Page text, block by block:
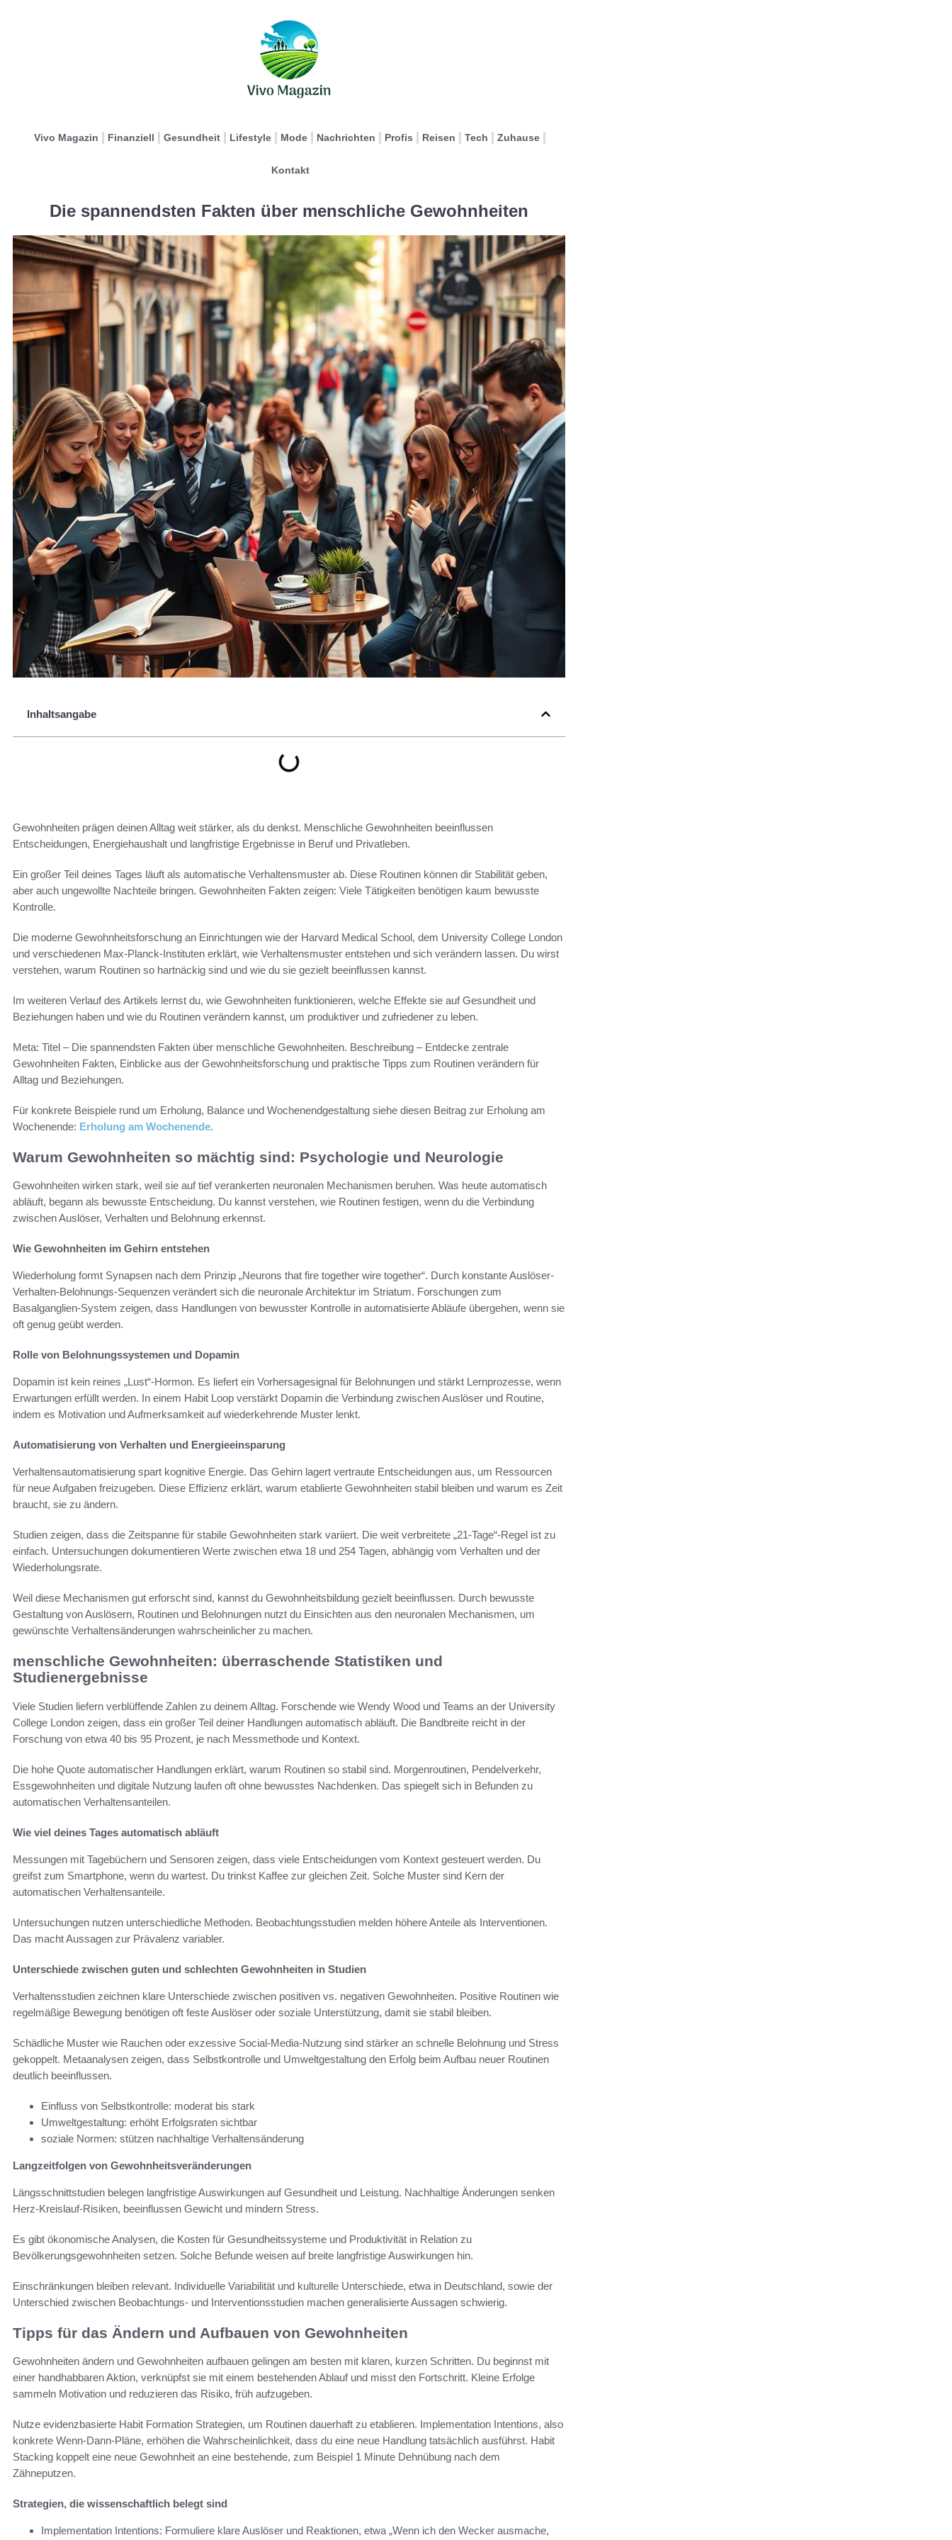
Vivo Magazin Finanziell Gesundheit Lifestyle Mode Nachrichten Profis Reisen Tech Zuhause
Kontakt
Die spannendsten Fakten über menschliche Gewohnheiten
Inhaltsangabe
Gewohnheiten prägen deinen Alltag weit stärker, als du denkst. Menschliche Gewohnheiten beeinflussen
Entscheidungen, Energiehaushalt und langfristige Ergebnisse in Beruf und Privatleben.
Ein großer Teil deines Tages läuft als automatische Verhaltensmuster ab. Diese Routinen können dir Stabilität geben,
aber auch ungewollte Nachteile bringen. Gewohnheiten Fakten zeigen: Viele Tätigkeiten benötigen kaum bewusste
Kontrolle.
Die moderne Gewohnheitsforschung an Einrichtungen wie der Harvard Medical School, dem University College London
und verschiedenen Max-Planck-Instituten erklärt, wie Verhaltensmuster entstehen und sich verändern lassen. Du wirst
verstehen, warum Routinen so hartnäckig sind und wie du sie gezielt beeinflussen kannst.
Im weiteren Verlauf des Artikels lernst du, wie Gewohnheiten funktionieren, welche Effekte sie auf Gesundheit und
Beziehungen haben und wie du Routinen verändern kannst, um produktiver und zufriedener zu leben.
Meta: Titel – Die spannendsten Fakten über menschliche Gewohnheiten. Beschreibung – Entdecke zentrale
Gewohnheiten Fakten, Einblicke aus der Gewohnheitsforschung und praktische Tipps zum Routinen verändern für
Alltag und Beziehungen.
Für konkrete Beispiele rund um Erholung, Balance und Wochenendgestaltung siehe diesen Beitrag zur Erholung am
Wochenende: Erholung am Wochenende.
Warum Gewohnheiten so mächtig sind: Psychologie und Neurologie
Gewohnheiten wirken stark, weil sie auf tief verankerten neuronalen Mechanismen beruhen. Was heute automatisch
abläuft, begann als bewusste Entscheidung. Du kannst verstehen, wie Routinen festigen, wenn du die Verbindung
zwischen Auslöser, Verhalten und Belohnung erkennst.
Wie Gewohnheiten im Gehirn entstehen
Wiederholung formt Synapsen nach dem Prinzip „Neurons that fire together wire together“. Durch konstante Auslöser-
Verhalten-Belohnungs-Sequenzen verändert sich die neuronale Architektur im Striatum. Forschungen zum
Basalganglien-System zeigen, dass Handlungen von bewusster Kontrolle in automatisierte Abläufe übergehen, wenn sie
oft genug geübt werden.
Rolle von Belohnungssystemen und Dopamin
Dopamin ist kein reines „Lust“-Hormon. Es liefert ein Vorhersagesignal für Belohnungen und stärkt Lernprozesse, wenn
Erwartungen erfüllt werden. In einem Habit Loop verstärkt Dopamin die Verbindung zwischen Auslöser und Routine,
indem es Motivation und Aufmerksamkeit auf wiederkehrende Muster lenkt.
Automatisierung von Verhalten und Energieeinsparung
Verhaltensautomatisierung spart kognitive Energie. Das Gehirn lagert vertraute Entscheidungen aus, um Ressourcen
für neue Aufgaben freizugeben. Diese Effizienz erklärt, warum etablierte Gewohnheiten stabil bleiben und warum es Zeit
braucht, sie zu ändern.
Studien zeigen, dass die Zeitspanne für stabile Gewohnheiten stark variiert. Die weit verbreitete „21-Tage“-Regel ist zu
einfach. Untersuchungen dokumentieren Werte zwischen etwa 18 und 254 Tagen, abhängig vom Verhalten und der
Wiederholungsrate.
Weil diese Mechanismen gut erforscht sind, kannst du Gewohnheitsbildung gezielt beeinflussen. Durch bewusste
Gestaltung von Auslösern, Routinen und Belohnungen nutzt du Einsichten aus den neuronalen Mechanismen, um
gewünschte Verhaltensänderungen wahrscheinlicher zu machen.
menschliche Gewohnheiten: überraschende Statistiken und
Studienergebnisse
Viele Studien liefern verblüffende Zahlen zu deinem Alltag. Forschende wie Wendy Wood und Teams an der University
College London zeigen, dass ein großer Teil deiner Handlungen automatisch abläuft. Die Bandbreite reicht in der
Forschung von etwa 40 bis 95 Prozent, je nach Messmethode und Kontext.
Die hohe Quote automatischer Handlungen erklärt, warum Routinen so stabil sind. Morgenroutinen, Pendelverkehr,
Essgewohnheiten und digitale Nutzung laufen oft ohne bewusstes Nachdenken. Das spiegelt sich in Befunden zu
automatischen Verhaltensanteilen.
Wie viel deines Tages automatisch abläuft
Messungen mit Tagebüchern und Sensoren zeigen, dass viele Entscheidungen vom Kontext gesteuert werden. Du
greifst zum Smartphone, wenn du wartest. Du trinkst Kaffee zur gleichen Zeit. Solche Muster sind Kern der
automatischen Verhaltensanteile.
Untersuchungen nutzen unterschiedliche Methoden. Beobachtungsstudien melden höhere Anteile als Interventionen.
Das macht Aussagen zur Prävalenz variabler.
Unterschiede zwischen guten und schlechten Gewohnheiten in Studien
Verhaltensstudien zeichnen klare Unterschiede zwischen positiven vs. negativen Gewohnheiten. Positive Routinen wie
regelmäßige Bewegung benötigen oft feste Auslöser oder soziale Unterstützung, damit sie stabil bleiben.
Schädliche Muster wie Rauchen oder exzessive Social-Media-Nutzung sind stärker an schnelle Belohnung und Stress
gekoppelt. Metaanalysen zeigen, dass Selbstkontrolle und Umweltgestaltung den Erfolg beim Aufbau neuer Routinen
deutlich beeinflussen.
Einfluss von Selbstkontrolle: moderat bis stark
Umweltgestaltung: erhöht Erfolgsraten sichtbar
soziale Normen: stützen nachhaltige Verhaltensänderung
Langzeitfolgen von Gewohnheitsveränderungen
Längsschnittstudien belegen langfristige Auswirkungen auf Gesundheit und Leistung. Nachhaltige Änderungen senken
Herz-Kreislauf-Risiken, beeinflussen Gewicht und mindern Stress.
Es gibt ökonomische Analysen, die Kosten für Gesundheitssysteme und Produktivität in Relation zu
Bevölkerungsgewohnheiten setzen. Solche Befunde weisen auf breite langfristige Auswirkungen hin.
Einschränkungen bleiben relevant. Individuelle Variabilität und kulturelle Unterschiede, etwa in Deutschland, sowie der
Unterschied zwischen Beobachtungs- und Interventionsstudien machen generalisierte Aussagen schwierig.
Tipps für das Ändern und Aufbauen von Gewohnheiten
Gewohnheiten ändern und Gewohnheiten aufbauen gelingen am besten mit klaren, kurzen Schritten. Du beginnst mit
einer handhabbaren Aktion, verknüpfst sie mit einem bestehenden Ablauf und misst den Fortschritt. Kleine Erfolge
sammeln Motivation und reduzieren das Risiko, früh aufzugeben.
Nutze evidenzbasierte Habit Formation Strategien, um Routinen dauerhaft zu etablieren. Implementation Intentions, also
konkrete Wenn‑Dann‑Pläne, erhöhen die Wahrscheinlichkeit, dass du eine neue Handlung tatsächlich ausführst. Habit
Stacking koppelt eine neue Gewohnheit an eine bestehende, zum Beispiel 1 Minute Dehnübung nach dem
Zähneputzen.
Strategien, die wissenschaftlich belegt sind
Implementation Intentions: Formuliere klare Auslöser und Reaktionen, etwa „Wenn ich den Wecker ausmache,